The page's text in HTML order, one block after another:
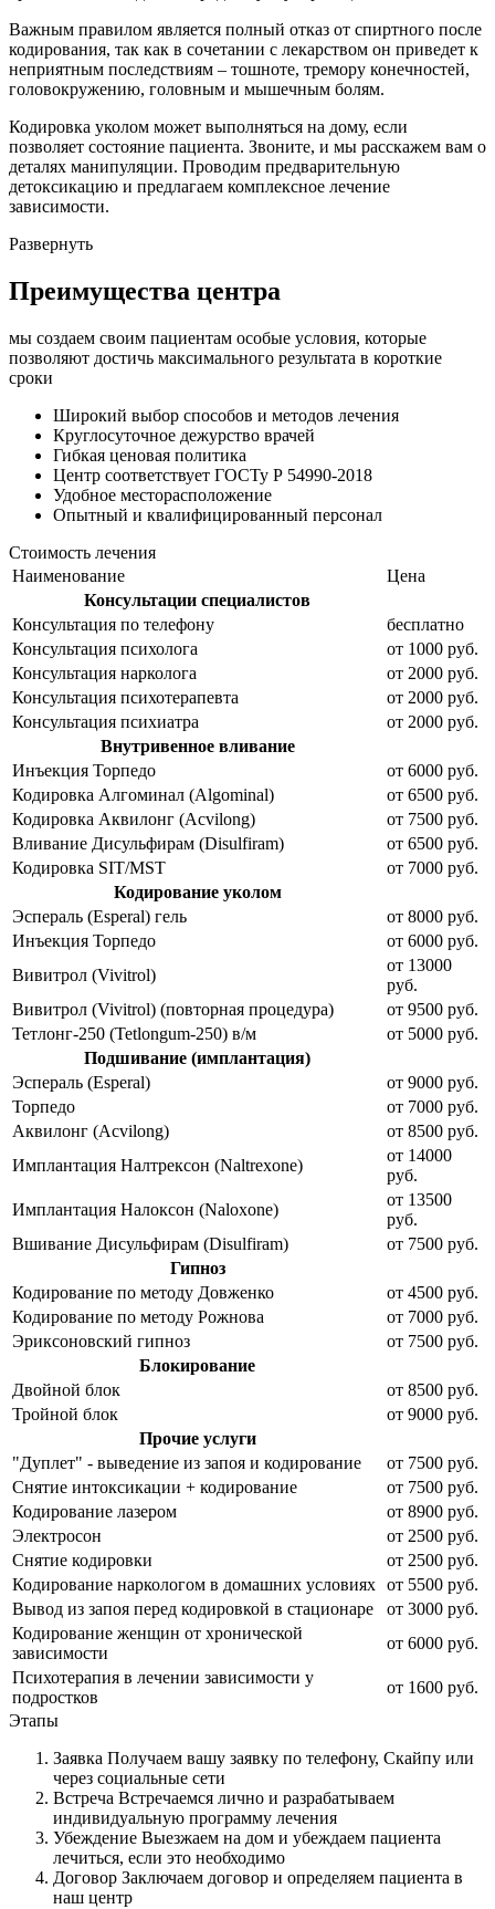
Важным правилом является полный отказ от спиртного после
кодирования, так как в сочетании с лекарством он приведет к
неприятным последствиям – тошноте, тремору конечностей,
головокружению, головным и мышечным болям.
Кодировка уколом может выполняться на дому, если
позволяет состояние пациента. Звоните, и мы расскажем вам о
деталях манипуляции. Проводим предварительную
детоксикацию и предлагаем комплексное лечение
зависимости.
Развернуть
Преимущества центра
мы создаем своим пациентам особые условия, которые
позволяют достичь максимального результата в короткие
сроки
Широкий выбор способов и методов лечения
Круглосуточное дежурство врачей
Гибкая ценовая политика
Центр соответствует ГОСТу Р 54990-2018
Удобное месторасположение
Опытный и квалифицированный персонал
Стоимость лечения
Наименование
Цена
Консультации специалистов
Консультация по телефону
бесплатно
Консультация психолога
от 1000 руб.
Консультация нарколога
от 2000 руб.
Консультация психотерапевта
от 2000 руб.
Консультация психиатра
от 2000 руб.
Внутривенное вливание
Инъекция Торпедо
от 6000 руб.
Кодировка Алгоминал (Algominal)
от 6500 руб.
Кодировка Аквилонг (Acvilong)
от 7500 руб.
Вливание Дисульфирам (Disulfiram)
от 6500 руб.
Кодировка SIT/MST
от 7000 руб.
Кодирование уколом
Эспераль (Esperal) гель
от 8000 руб.
Инъекция Торпедо
от 6000 руб.
Вивитрол (Vivitrol)
от 13000
руб.
Вивитрол (Vivitrol) (повторная процедура)
от 9500 руб.
Тетлонг-250 (Tetlongum-250) в/м
от 5000 руб.
Подшивание (имплантация)
Эспераль (Esperal)
от 9000 руб.
Торпедо
от 7000 руб.
Аквилонг (Acvilong)
от 8500 руб.
Имплантация Налтрексон (Naltrexone)
от 14000
руб.
Имплантация Налоксон (Naloxone)
от 13500
руб.
Вшивание Дисульфирам (Disulfiram)
от 7500 руб.
Гипноз
Кодирование по методу Довженко
от 4500 руб.
Кодирование по методу Рожнова
от 7000 руб.
Эриксоновский гипноз
от 7500 руб.
Блокирование
Двойной блок
от 8500 руб.
Тройной блок
от 9000 руб.
Прочие услуги
"Дуплет" - выведение из запоя и кодирование
от 7500 руб.
Снятие интоксикации + кодирование
от 7500 руб.
Кодирование лазером
от 8900 руб.
Электросон
от 2500 руб.
Снятие кодировки
от 2500 руб.
Кодирование наркологом в домашних условиях от 5500 руб.
Вывод из запоя перед кодировкой в стационаре
от 3000 руб.
Кодирование женщин от хронической
зависимости
от 6000 руб.
Психотерапия в лечении зависимости у
подростков
от 1600 руб.
Этапы
Заявка Получаем вашу заявку по телефону, Скайпу или
через социальные сети
Встреча Встречаемся лично и разрабатываем
индивидуальную программу лечения
Убеждение Выезжаем на дом и убеждаем пациента
лечиться, если это необходимо
Договор Заключаем договор и определяем пациента в
наш центр